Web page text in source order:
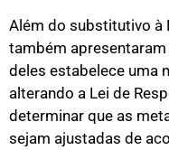
Além do substitutivo à
também
deles estabelece uma
alterando a Lei de
determinar que as
sejam ajustadas de